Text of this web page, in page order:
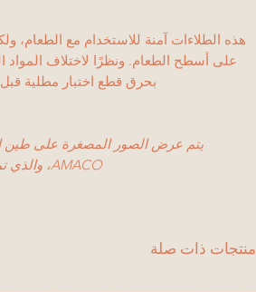
هذه الطلاءات آمنة للاستخدام مع الطعام،
على أسطح الطعام. ونظرًا لاختلاف
بحرق قطع اختبار مطلية
AMACO، والذي تم حرقه عند درجة حرارة المخروط 5.
منتجات ذات صلة